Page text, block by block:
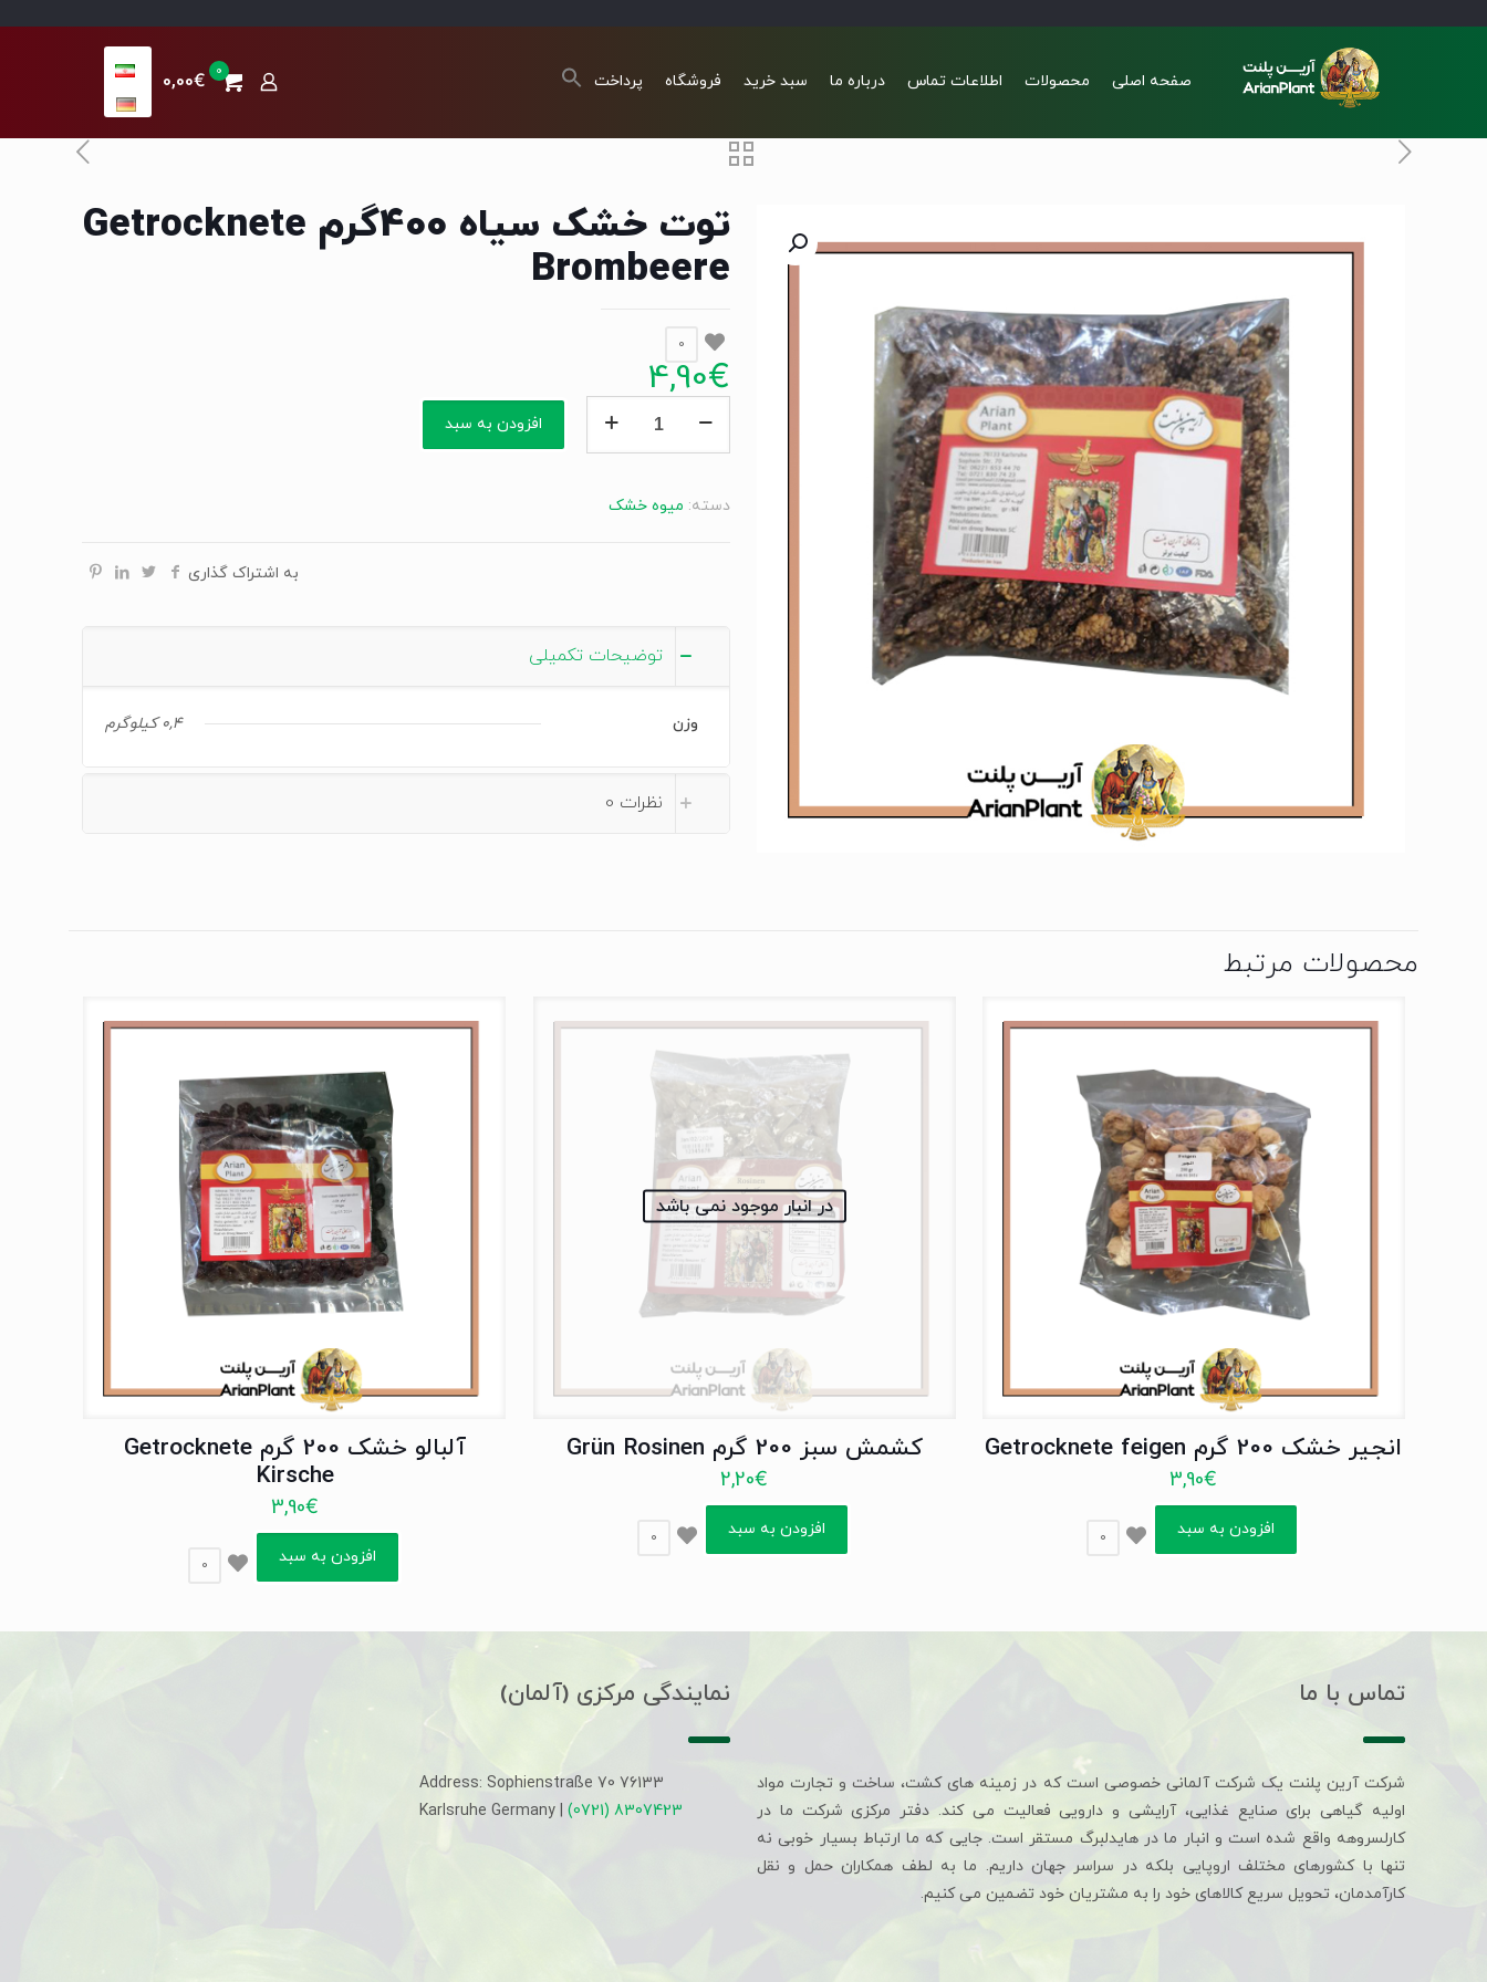
صفحه اصلی محصولات اطلاعات تماس درباره ما سبد خرید فروشگاه پرداخت 0
0,00€
توت خشک سیاه 400گرم Getrocknete
Brombeere
0
4,90€
Getrocknete
افزودن به سبد
دسته: میوه خشک
به اشتراک گذاری
توضیحات تکمیلی
وزن 0,4 کیلوگرم
نظرات 0
محصولات مرتبط
انجیر خشک 200 گرم Getrocknete feigen
3,90€
افزودن به سبد 0
در انبار موجود نمی باشد
کشمش سبز 200 گرم Grün Rosinen
2,20€
افزودن به سبد 0
آلبالو خشک 200 گرم Getrocknete
Kirsche
3,90€
افزودن به سبد 0
تماس با ما
شرکت آرین پلنت یک شرکت آلمانی خصوصی است که در زمینه های کشت، ساخت و تجارت مواد
اولیه گیاهی برای صنایع غذایی، آرایشی و دارویی فعالیت می کند. دفتر مرکزی شرکت ما در
کارلسروهه واقع شده است و انبار ما در هایدلبرگ مستقر است. جایی که ما ارتباط بسیار خوبی نه
تنها با کشورهای مختلف اروپایی بلکه در سراسر جهان داریم. ما به لطف همکاران حمل و نقل
کارآمدمان، تحویل سریع کالاهای خود را به مشتریان خود تضمین می کنیم.
نمایندگی مرکزی (آلمان)
Address: Sophienstraße 70 76133
Karlsruhe Germany | (0721) 8307423